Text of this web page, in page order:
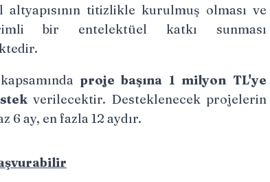
altyapısının titizlikle kurulmuş olması ve
bir entelektüel katkı sunması
proje başına 1 milyon TL'ye
verilecektir. Desteklenecek projelerin
6 ay, en fazla 12 aydır.